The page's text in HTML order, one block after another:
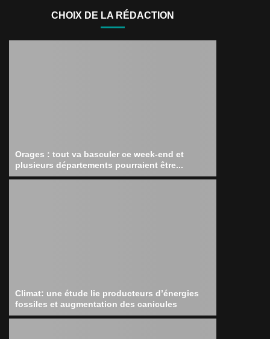
CHOIX DE LA RÉDACTION
Orages : tout va basculer ce week-end et
plusieurs départements pourraient être...
Climat: une étude lie producteurs d’énergies
fossiles et augmentation des canicules